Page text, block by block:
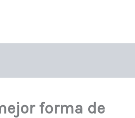
forma de